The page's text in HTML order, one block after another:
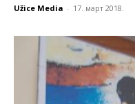
Užice Media - 17. март 2018.